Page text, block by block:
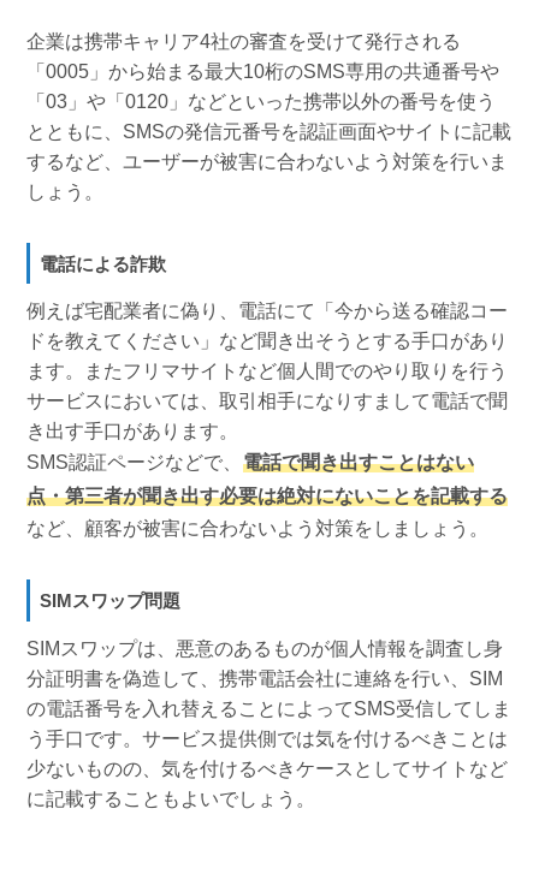
企業は携帯キャリア4社の審査を受けて発行される
「0005」から始まる最大10桁のSMS専用の共通番号や
「03」や「0120」などといった携帯以外の番号を使う
とともに、SMSの発信元番号を認証画面やサイトに記載
するなど、ユーザーが被害に合わないよう対策を行いま
しょう。
電話による詐欺
例えば宅配業者に偽り、電話にて「今から送る確認コー
ドを教えてください」など聞き出そうとする手口があり
ます。またフリマサイトなど個人間でのやり取りを行う
サービスにおいては、取引相手になりすまして電話で聞
き出す手口があります。
SMS認証ページなどで、 電話で聞き出すことはない
点・第三者が聞き出す必要は絶対にないことを記載する
など、顧客が被害に合わないよう対策をしましょう。
SIMスワップ問題
SIMスワップは、悪意のあるものが個人情報を調査し身
分証明書を偽造して、携帯電話会社に連絡を行い、SIM
の電話番号を入れ替えることによってSMS受信してしま
う手口です。サービス提供側では気を付けるべきことは
少ないものの、気を付けるべきケースとしてサイトなど
に記載することもよいでしょう。